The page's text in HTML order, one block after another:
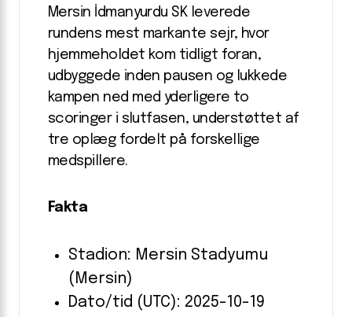
Mersin İdmanyurdu SK leverede
rundens mest markante sejr, hvor
hjemmeholdet kom tidligt foran,
udbyggede inden pausen og lukkede
kampen ned med yderligere to
scoringer i slutfasen, understøttet af
tre oplæg fordelt på forskellige
medspillere.
Fakta
Stadion: Mersin Stadyumu
(Mersin)
Dato/tid (UTC): 2025-10-19